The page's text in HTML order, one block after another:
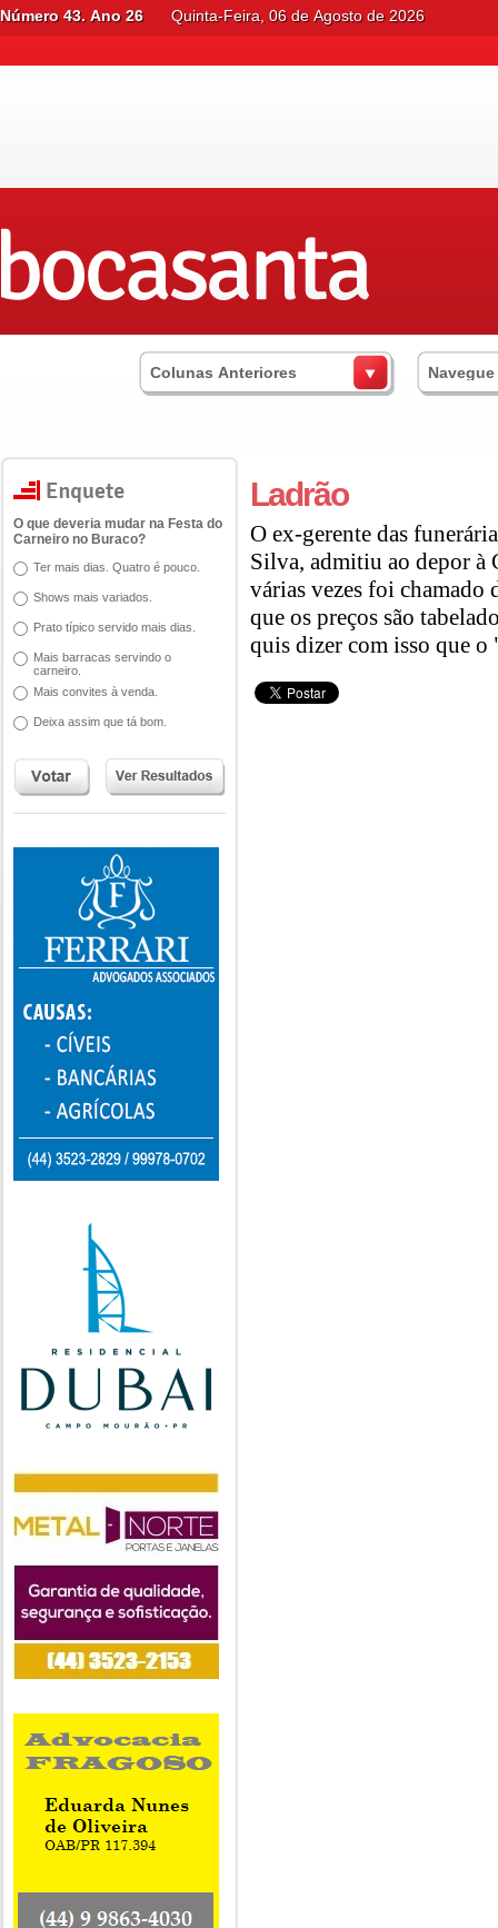
Número 43. Ano 26 Quinta-Feira, 06 de Agosto de 2026
Colunas Anteriores
O que deveria mudar na Festa do
Carneiro no Buraco?
Ter mais dias. Quatro é pouco.
Shows mais variados.
Prato típico servido mais dias.
Mais barracas servindo o
carneiro.
Mais convites à venda.
Deixa assim que tá bom.
Ladrão
O ex-gerente das
Silva, admitiu ao depor à
várias vezes foi
que os preços são
quis dizer com isso que